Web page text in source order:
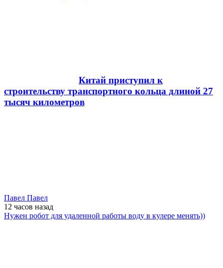
Китай приступил к
строительству транспортного кольца длиной 27
тысяч километров
Павел Павел
12 часов назад
Нужен робот для удаленной работы воду в кулере менять))